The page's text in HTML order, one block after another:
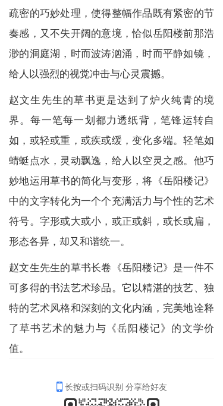
疏密的巧妙处理，使得整幅作品既有紧密的节
奏感，又不失开阔的意境，恰似岳阳楼前那浩
渺的洞庭湖，时而波涛汹涌，时而平静如镜，
给人以强烈的视觉冲击与心灵震撼。
赵文生先生的草书更是达到了炉火纯青的境
界。每一笔每一划都力透纸背，笔锋运转自
如，或轻或重，或疾或缓，变化多端。轻笔如
蜻蜓点水，灵动飘逸，给人以空灵之感。他巧
妙地运用草书的简化与变形，将《岳阳楼记》
中的文字转化为一个个充满活力与个性的艺术
符号。字形或大或小，或正或斜，或长或扁，
形态各异，却又和谐统一。
赵文生先生的草书长卷《岳阳楼记》是一件不
可多得的书法艺术珍品。它以精湛的技艺、独
特的艺术风格和深刻的文化内涵，完美地诠释
了草书艺术的魅力与《岳阳楼记》的文学价
值。
长按或扫码识别 分享给好友